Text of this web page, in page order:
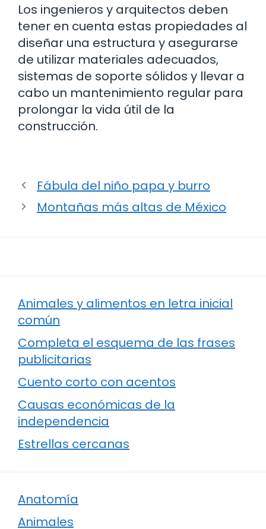
Los ingenieros y arquitectos deben
tener en cuenta estas propiedades al
diseñar una estructura y asegurarse
de utilizar materiales adecuados,
sistemas de soporte sólidos y llevar a
cabo un mantenimiento regular para
prolongar la vida útil de la
construcción.
Fábula del niño papa y burro
Montañas más altas de México
Animales y alimentos en letra inicial
común
Completa el esquema de las frases
publicitarias
Cuento corto con acentos
Causas económicas de la
independencia
Estrellas cercanas
Anatomía
Animales